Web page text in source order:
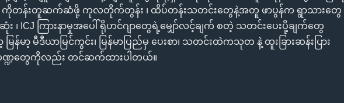
တန်းတူဆက်ဆံဖို့ ကုလတိုက်တွန်း ၊ ထိပ်တန်းသတင်းတွေနဲ့အတူ ဖာပွန်က ရွာသားတွေ
ICJ ကြားနာမှုအပေါ် ရိုဟင်ဂျာတွေရဲ့မျှော်လင့်ချက် စတဲ့ သတင်းပေးပို့ချက်တွေ
ြန်မာ့ မီဒီယာမြင်ကွင်း၊ မြန်မာပြည်မှ ပေးစာ၊ သတင်းထဲကသုတ နဲ့ ထူးခြားဆန်းပြား
ဏ္ဍတွေကိုလည်း တင်ဆက်ထားပါတယ်။